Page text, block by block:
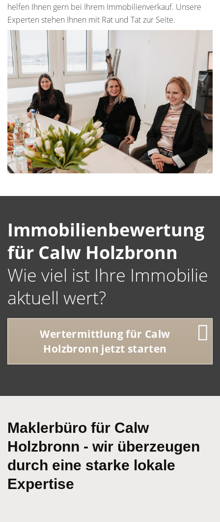
helfen Ihnen gern bei Ihrem Immobilienverkauf. Unsere
Experten stehen Ihnen mit Rat und Tat zur Seite.
Immobilienbewertung
für Calw Holzbronn
Wie viel ist Ihre Immobilie
aktuell wert?
Wertermittlung für Calw
Holzbronn jetzt starten
Maklerbüro für Calw
Holzbronn - wir überzeugen
durch eine starke lokale
Expertise